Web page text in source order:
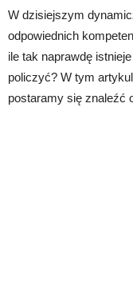
W dzisiejszym
odpowiednich
ile tak naprawdę
policzyć? W tym
postaramy się znaleźć